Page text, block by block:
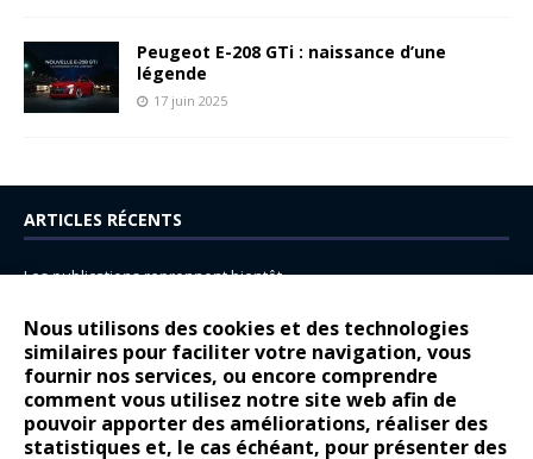
Nous utilisons des cookies et des technologies
similaires pour faciliter votre navigation, vous
fournir nos services, ou encore comprendre
comment vous utilisez notre site web afin de
pouvoir apporter des améliorations, réaliser des
statistiques et, le cas échéant, pour présenter des
Peugeot E-208 GTi : naissance d’une
légende
17 juin 2025
ARTICLES RÉCENTS
Les publications reprennent bientôt…
14 juillet : nouveau film de marque pour Citroën
Renault Espace : voyage, voyage…
Peugeot E-208 GTi : naissance d’une légende